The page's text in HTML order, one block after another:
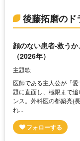
後藤拓磨のド
顔のない患者-救う
（2026年）
主題歌
医師である主人公が「
題に直面し、極限まで
ンス。外科医の都築亮(
れ...